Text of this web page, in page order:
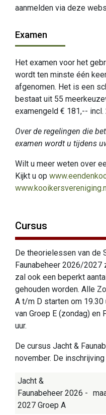
aanmelden via deze
Examen
Het examen voor het
wordt ten minste één
afgenomen. Het is een
bestaat uit 55
examengeld € 181,-- incl.
Over de regelingen die
examen wordt u tijdens
Wilt u meer weten over
Kijkt u op
Cursus
De theorielessen van de
Faunabeheer 2026/2027
zal ook een beperkt
gehouden worden. Alle
A t/m D starten om
van Groep E (zondag) en
uur.
De cursus Jacht &
november. De
Jacht &
Faunabeheer 2026 -
2027 Groep A